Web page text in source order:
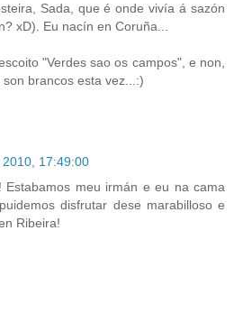
Sada, que é onde vivía á sazón
xD). Eu nacín en Coruña...
"Verdes sao os campos", e non,
brancos esta vez...:)
17:49:00
Estabamos meu irmán e eu na cama
disfrutar dese marabilloso e
Ribeira!